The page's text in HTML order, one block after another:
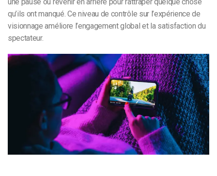
qu’ils ont manqué. Ce niveau de contrôle sur l’expérience de
visionnage améliore l’engagement global et la satisfaction du
spectateur.